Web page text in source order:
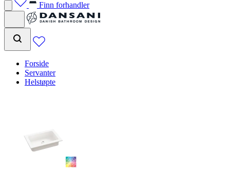
Finn forhandler
Forside
Servanter
Helstøpte